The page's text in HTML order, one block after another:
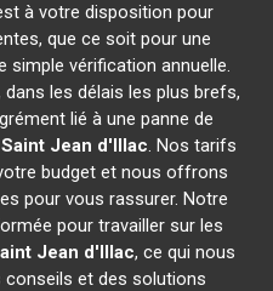
à votre disposition pour
que ce soit pour une
simple vérification annuelle.
les délais les plus brefs,
lié à une panne de
Saint Jean d'Illac. Nos tarifs
budget et nous offrons
pour vous rassurer. Notre
pour travailler sur les
Jean d'Illac, ce qui nous
et des solutions